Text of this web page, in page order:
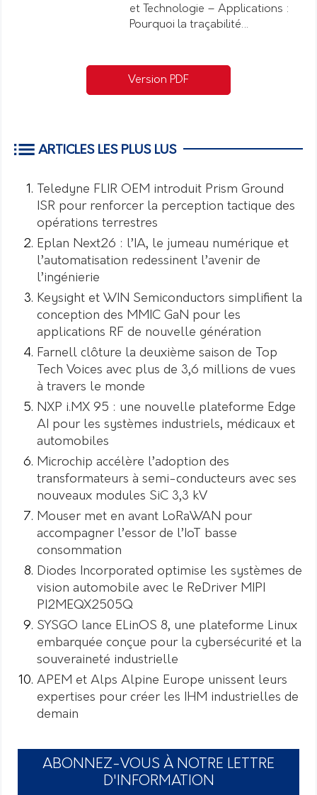
et Technologie – Applications :
Pourquoi la traçabilité…
Version PDF
ARTICLES LES PLUS LUS
Teledyne FLIR OEM introduit Prism Ground
ISR pour renforcer la perception tactique des
opérations terrestres
Eplan Next26 : l’IA, le jumeau numérique et
l’automatisation redessinent l’avenir de
l’ingénierie
Keysight et WIN Semiconductors simplifient la
conception des MMIC GaN pour les
applications RF de nouvelle génération
Farnell clôture la deuxième saison de Top
Tech Voices avec plus de 3,6 millions de vues
à travers le monde
NXP i.MX 95 : une nouvelle plateforme Edge
AI pour les systèmes industriels, médicaux et
automobiles
Microchip accélère l’adoption des
transformateurs à semi-conducteurs avec ses
nouveaux modules SiC 3,3 kV
Mouser met en avant LoRaWAN pour
accompagner l’essor de l’IoT basse
consommation
Diodes Incorporated optimise les systèmes de
vision automobile avec le ReDriver MIPI
PI2MEQX2505Q
SYSGO lance ELinOS 8, une plateforme Linux
embarquée conçue pour la cybersécurité et la
souveraineté industrielle
APEM et Alps Alpine Europe unissent leurs
expertises pour créer les IHM industrielles de
demain
ABONNEZ-VOUS À NOTRE LETTRE
D'INFORMATION